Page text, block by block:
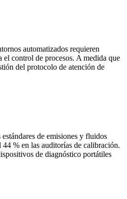
automatizados requieren
control de procesos. A medida que
del protocolo de atención de
de emisiones y fluidos
% en las auditorías de calibración.
de diagnóstico portátiles